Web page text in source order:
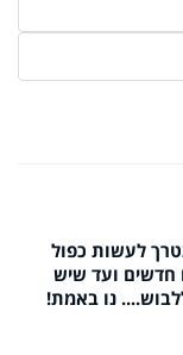
לעשות כפול
חדשים ועד שיש
נו באמת!